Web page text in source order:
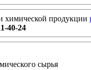
химической продукции
40-24
сырья